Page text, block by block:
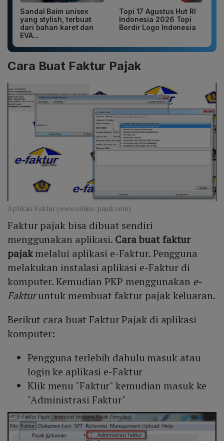
Sandal Baim unisex
yang stylish, terbuat
dari bahan karet dan
EVA...
Topi 17 Agustus Hut RI
Indonesia 2026 Topi
Bordir Logo Indonesia
Cara Buat Faktur Pajak
Aplikais Faktur (www.online-pajak.com)
Faktur pajak bisa dibuat sendiri
menggunakan aplikasi. Cara buat faktur
pajakmelalui aplikasi e-Faktur. Pengguna
melakukan instalasi aplikasi e-Faktur di
komputer. Kemudian PKP menggunakan e-
Fakturuntuk membuat faktur pajak keluaran.
Berikut cara buat Faktur Pajak di aplikasi
komputer:
Pengguna terlebih dahulu masuk atau
login ke aplikasi e-Faktur
Klik menu "Faktur" kemudian masuk ke
"Administrasi Faktur"